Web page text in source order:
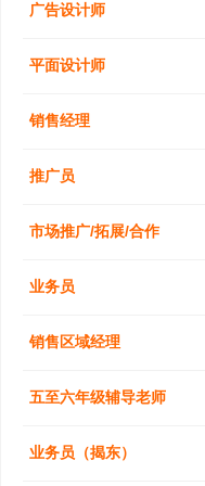
广告设计师
平面设计师
销售经理
推广员
市场推广/拓展/合作
业务员
销售区域经理
五至六年级辅导老师
业务员（揭东）